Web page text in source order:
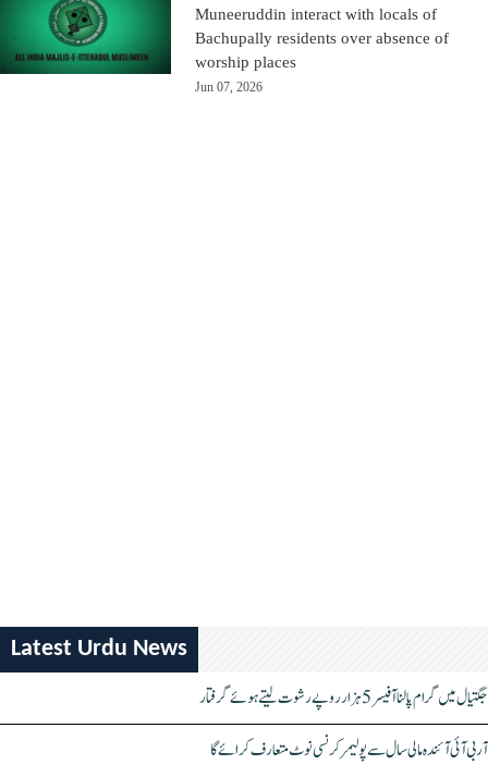
Muneeruddin interact with locals of
Bachupally residents over absence of
worship places
Jun 07, 2026
Latest Urdu News
جگتیال میں گرام پالنا آفیسر 5 ہزار روپے رشوت لیتے ہوئے گرفتار
آر بی آئی آئندہ مالی سال سے پولیمر کرنسی نوٹ متعارف کرائے گا